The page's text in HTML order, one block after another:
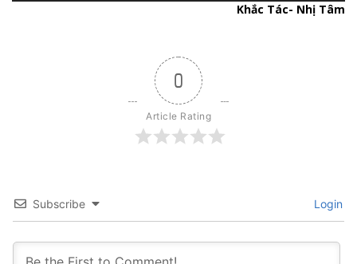
Khắc Tác- Nhị Tâm
0
Article Rating
Subscribe Login